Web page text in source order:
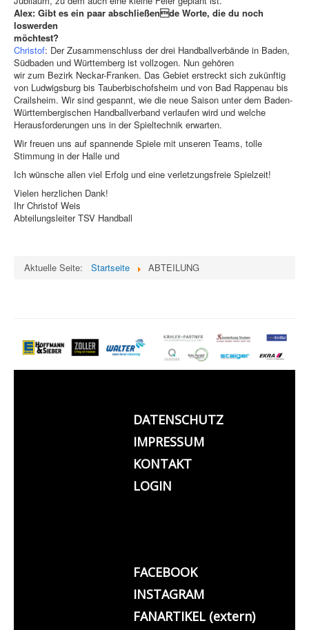
Alex: Gibt es ein paar abschließende Worte, die du noch
loswerden
möchtest?
Christof: Der Zusammenschluss der drei Handballverbände in Baden,
Südbaden und Württemberg ist vollzogen. Nun gehören
wir zum Bezirk Neckar-Franken. Das Gebiet erstreckt sich zukünftig
von Ludwigsburg bis Tauberbischofsheim und von Bad Rappenau bis
Crailsheim. Wir sind gespannt, wie die neue Saison unter dem Baden-
Württembergischen Handballverband verlaufen wird und welche
Herausforderungen uns in der Spieltechnik erwarten.
Wir freuen uns auf spannende Spiele mit unseren Teams, tolle
Stimmung in der Halle und
Ich wünsche allen viel Erfolg und eine verletzungsfreie Spielzeit!
Vielen herzlichen Dank!
Ihr Christof Weis
Abteilungsleiter TSV Handball
Aktuelle Seite: Startseite ABTEILUNG
DATENSCHUTZ
IMPRESSUM
KONTAKT
LOGIN
FACEBOOK
INSTAGRAM
FANARTIKEL (extern)